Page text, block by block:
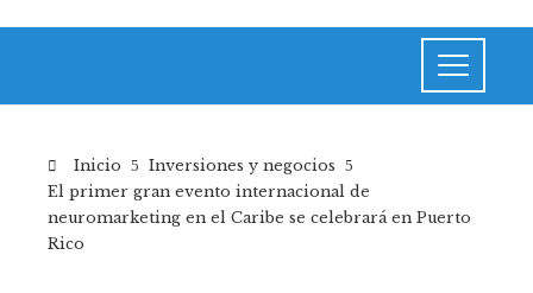
Inicio
Inversiones y negocios
El primer gran evento internacional de
neuromarketing en el Caribe se celebrará en Puerto
Rico